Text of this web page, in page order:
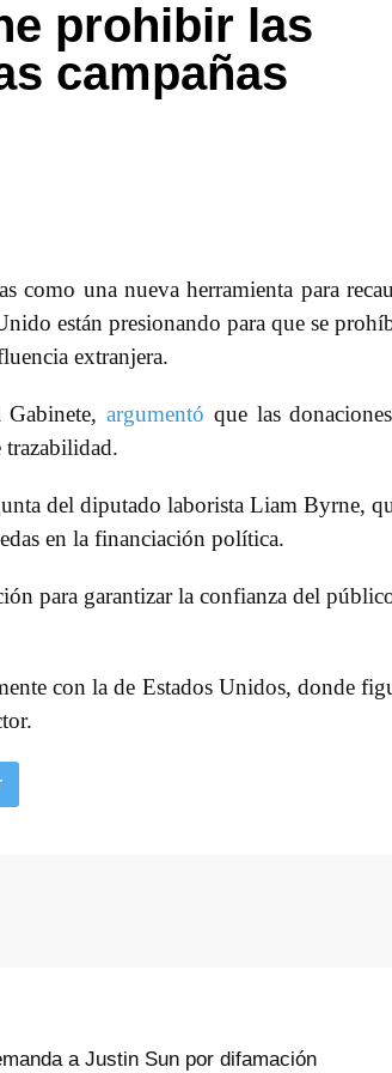
prohibir las
campañas
como una nueva herramienta para
están presionando para que se
extranjera.
Gabinete,argumentó que las
trazabilidad.
del diputado laborista Liam Byrne,
en la financiación política.
para garantizar la confianza del
con la de Estados Unidos, donde
a Justin Sun por difamación